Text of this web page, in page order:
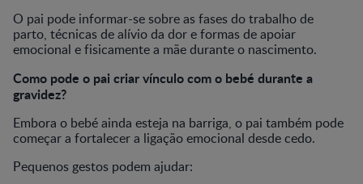
O pai pode informar-se sobre as fases do trabalho de
parto, técnicas de alívio da dor e formas de apoiar
emocional e fisicamente a mãe durante o nascimento.
Como pode o pai criar vínculo com o bebé durante a
gravidez?
Embora o bebé ainda esteja na barriga, o pai também pode
começar a fortalecer a ligação emocional desde cedo.
Pequenos gestos podem ajudar: